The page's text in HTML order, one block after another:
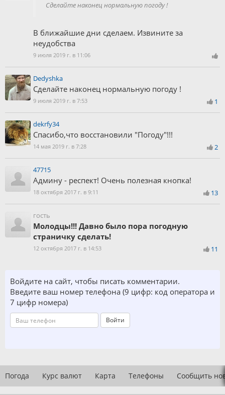
Сделайте наконец нормальную погоду !
В ближайшие дни сделаем. Извините за
неудобства
9 июля 2019 г. в 11:06
Dedyshka
Сделайте наконец нормальную погоду !
9 июля 2019 г. в 7:53 1
dekrfy34
Спасибо,что восстановили "Погоду"!!!
14 мая 2019 г. в 7:28 2
47715
Админу - респект! Очень полезная кнопка!
18 октября 2017 г. в 9:11 13
гость
Молодцы!!! Давно было пора погодную
страничку сделать!
12 октября 2017 г. в 14:53 11
Войдите на сайт, чтобы писать комментарии.
Введите ваш номер телефона (9 цифр: код оператора и
7 цифр номера)
Войти
Погода Курс валют Карта Телефоны Сообщить